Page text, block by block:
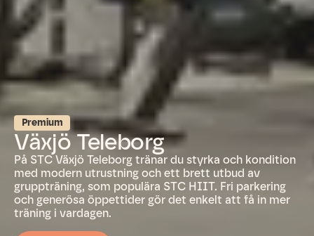
Premium
Växjö Teleborg
På STC Växjö Teleborg tränar du styrka och kondition
med modern utrustning och ett brett utbud av
gruppträning, som populära STC HIIT. Fri parkering
och generösa öppettider gör det enkelt att få in mer
träning i vardagen.